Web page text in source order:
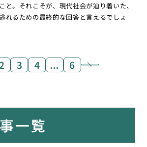
と。それこそが、現代社会が辿り着いた、
れるための最終的な回答と言えるでしょ
3 4 … 6
一覧